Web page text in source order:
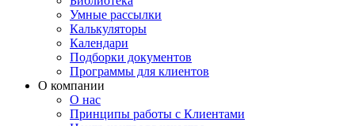
Умные рассылки
Калькуляторы
Календари
Подборки документов
Программы для клиентов
О компании
О нас
Принципы работы с Клиентами